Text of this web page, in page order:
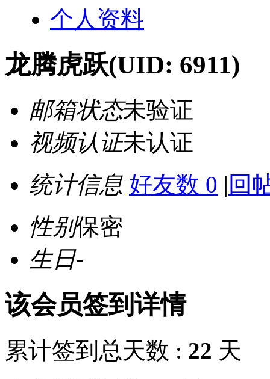
个人资料
龙腾虎跃(UID: 6911)
邮箱状态未验证
视频认证未认证
统计信息 好友数 0 | 回
性别保密
生日-
该会员签到详情
累计签到总天数 : 22 天